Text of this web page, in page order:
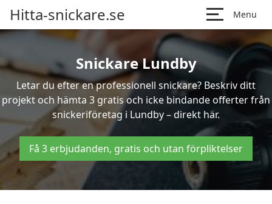
Hitta-snickare.se Menu
Snickare Lundby
Letar du efter en professionell snickare? Beskriv ditt
projekt och hämta 3 gratis och icke bindande offerter från
snickeriföretag i Lundby – direkt här.
Få 3 erbjudanden, gratis och utan förpliktelser